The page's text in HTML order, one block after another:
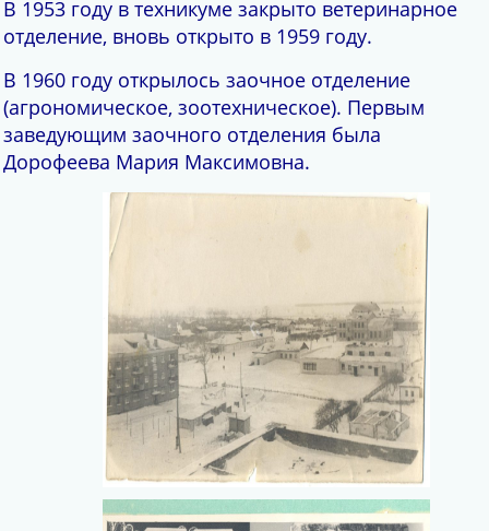
В 1953 году в техникуме закрыто ветеринарное
отделение, вновь открыто в 1959 году.
В 1960 году открылось заочное отделение
(агрономическое, зоотехническое). Первым
заведующим заочного отделения была
Дорофеева Мария Максимовна.